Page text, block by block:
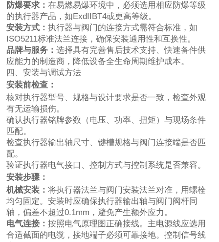
防爆要求：在易燃易爆环境中，必须选用相应防爆等级
的执行器产品，如ExdIIBT4或更高等级。
安装方式：执行器与阀门的连接方式需符合标准，如
ISO5211标准法兰连接，确保安装通用性和互换性。
品牌与服务：选择具有完善售后技术支持、快速备件供
应能力的制造商，降低设备全生命周期维护成本。
四、安装与调试方法
安装前检查：
核对执行器型号、规格与设计要求是否一致，检查外观
有无运输损伤。
确认执行器铭牌参数（电压、功率、扭矩）与现场条件
匹配。
检查执行器输出轴尺寸、键槽规格与阀门连接端是否匹
配。
验证执行器电气接口、控制方式与控制系统是否兼容。
安装步骤：
机械安装：将执行器法兰与阀门安装法兰对准，用螺栓
均匀固定。安装时应确保执行器输出轴与阀门阀杆同
轴，偏差不超过0.1mm，避免产生额外应力。
电气连接：按照电气原理图正确接线。主电源线应选用
合适截面的电缆，接地端子必须可靠接地。控制信号线